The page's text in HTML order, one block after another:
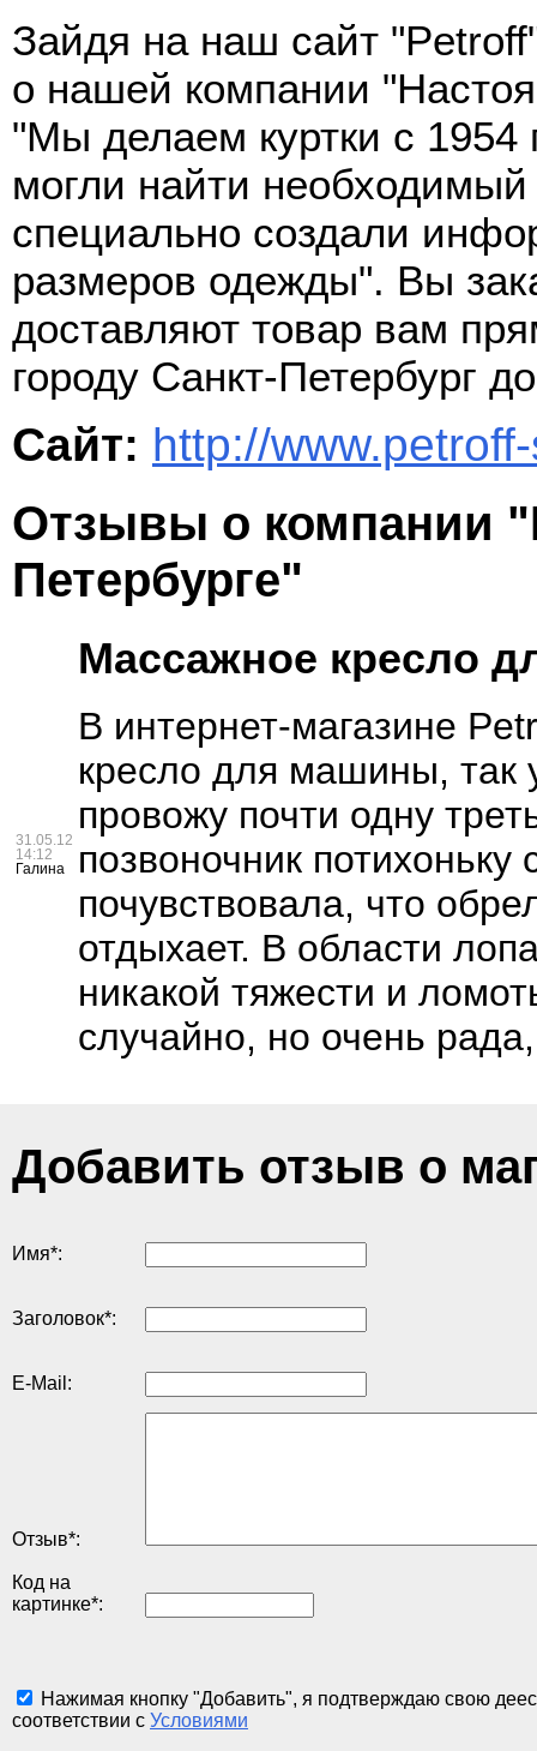
Зайдя на наш сайт
о нашей компании
"Мы делаем куртки с 1954
могли найти
специально создали
размеров одежды". Вы
доставляют товар вам
городу Санкт-Петербург
Сайт: http://
Отзывы о компании
Петербурге"
31.05.12
14:12
Галина
Массажное кресло
В интернет-магазине
кресло для машины, так
провожу почти одну
позвоночник
почувствовала, что
отдыхает. В области
никакой тяжести и
случайно, но очень
Добавить отзыв о
Имя*:
Заголовок*:
E-Mail:
Отзыв*:
Код на
картинке*:
Нажимая кнопку "Добавить", я подтверждаю свою
соответствии с Условиями